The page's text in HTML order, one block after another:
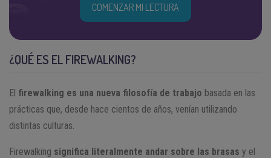
COMENZAR MI LECTURA
¿QUÉ ES EL FIREWALKING?
El firewalking es una nueva filosofía de trabajo basada en las
prácticas que, desde hace cientos de años, venían utilizando
distintas culturas.
Firewalking significa literalmente andar sobre las brasas y el